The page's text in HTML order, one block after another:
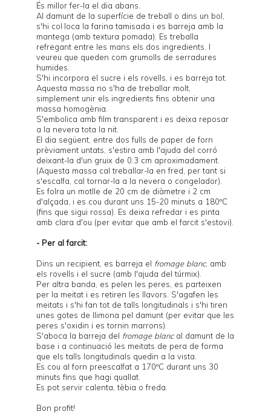
És millor fer-la el dia abans.
Al damunt de la superfície de treball o dins un bol,
s'hi col·loca la farina tamisada i es barreja amb la
mantega (amb textura pomada). Es treballa
refregant entre les mans els dos ingredients. I
veureu que queden com grumolls de serradures
humides.
S'hi incorpora el sucre i els rovells, i es barreja tot.
Aquesta massa no s'ha de treballar molt,
simplement unir els ingredients fins obtenir una
massa homogènia.
S'embolica amb film transparent i es deixa reposar
a la nevera tota la nit.
El dia següent, entre dos fulls de paper de forn
prèviament untats, s'estira amb l'ajuda del corró
deixant-la d'un gruix de 0.3 cm aproximadament.
(Aquesta massa cal treballar-la en fred, per tant si
s'escalfa, cal tornar-la a la nevera o congelador).
Es folra un motlle de 20 cm de diàmetre i 2 cm
d'alçada, i es cou durant uns 15-20 minuts a 180ºC
(fins que sigui rossa). Es deixa refredar i es pinta
amb clara d'ou (per evitar que amb el farcit s'estovi).
- Per al farcit:
Dins un recipient, es barreja el fromage blanc, amb
els rovells i el sucre (amb l'ajuda del túrmix).
Per altra banda, es pelen les peres, es parteixen
per la meitat i es retiren les llavors. S'agafen les
meitats i s'hi fan tot de talls longitudinals i s'hi tiren
unes gotes de llimona pel damunt (per evitar que les
peres s'oxidin i es tornin marrons).
S'aboca la barreja del fromage blancal damunt de la
base i a continuació les meitats de pera de forma
que els talls longitudinals quedin a la vista.
Es cou al forn preescalfat a 170ºC durant uns 30
minuts fins que hagi quallat.
Es pot servir calenta, tèbia o freda.
Bon profit!